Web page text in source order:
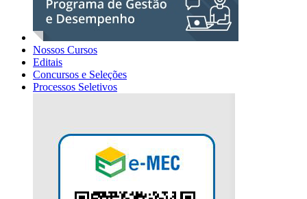
Nossos Cursos
Editais
Concursos e Seleções
Processos Seletivos